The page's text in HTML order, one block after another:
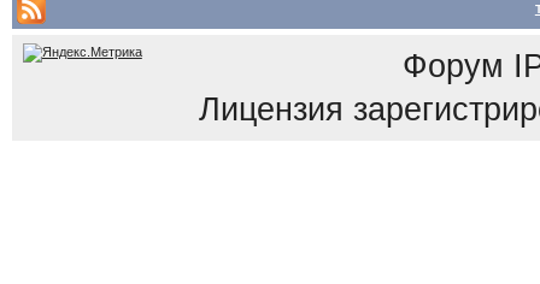
Форум
Лицензия